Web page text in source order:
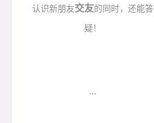
认识新朋友交友的同时，还能答
疑！
...